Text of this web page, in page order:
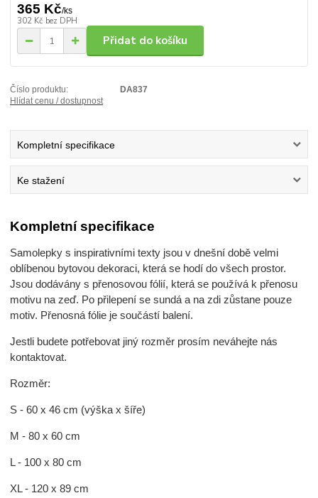
365 Kč/ks
302 Kč bez DPH
Přidat do košíku
Číslo produktu:
DA837
Hlídat cenu / dostupnost
Kompletní specifikace
Ke stažení
Kompletní specifikace
Samolepky s inspirativními texty jsou v dnešní době velmi
oblíbenou bytovou dekoraci, která se hodí do všech prostor.
Jsou dodávány s přenosovou fólií, která se používá k přenosu
motivu na zeď. Po přilepení se sundá a na zdi zůstane pouze
motiv. Přenosná fólie je součástí balení.
Jestli budete potřebovat jiný rozměr prosím neváhejte nás
kontaktovat.
Rozměr:
S - 60 x 46 cm (výška x šíře)
M - 80 x 60 cm
L - 100 x 80 cm
XL - 120 x 89 cm